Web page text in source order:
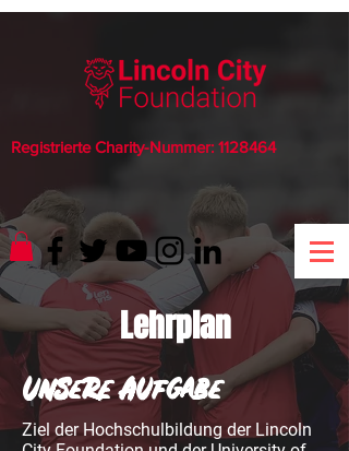
Registrierte Charity-Nummer: 1128464
Lehrplan
Unsere Aufgabe
Ziel der Hochschulbildung der Lincoln